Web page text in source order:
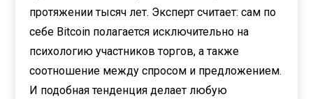
протяжении тысяч лет. Эксперт считает: сам по
себе Bitcoin полагается исключительно на
психологию участников торгов, а также
соотношение между спросом и предложением.
И подобная тенденция делает любую